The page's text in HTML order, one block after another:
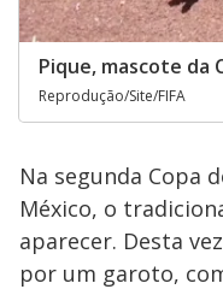
Pique, mascote da
Reprodução/Site/FIFA
Na segunda Copa
México, o
aparecer. Desta
por um garoto,